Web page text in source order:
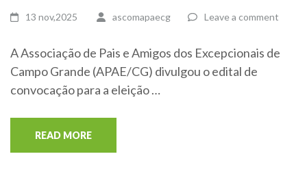
13 nov,2025 ascomapaecg Leave a comment
A Associação de Pais e Amigos dos Excepcionais de
Campo Grande (APAE/CG) divulgou o edital de
convocação para a eleição …
READ MORE